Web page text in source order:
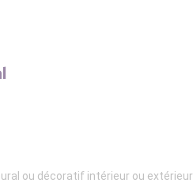
ou décoratif intérieur ou extérieur